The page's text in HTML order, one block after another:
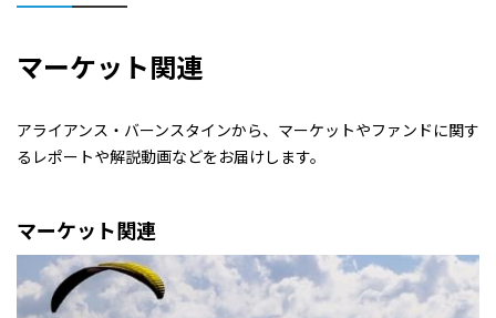
マーケット関連
アライアンス・バーンスタインから、マーケットやファンドに関す
るレポートや解説動画などをお届けします。
マーケット関連